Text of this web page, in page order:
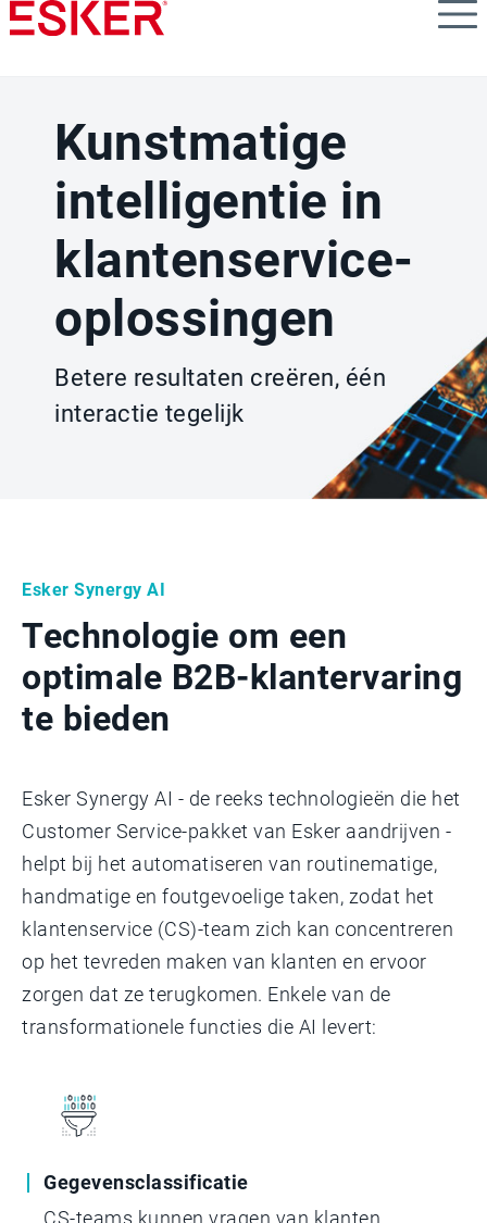
Skip
to
Kunstmatige
intelligentie in
klantenservice-
oplossingen
Betere resultaten creëren, één
interactie tegelijk
Esker Synergy AI
Technologie om een
optimale B2B-klantervaring
te bieden
Esker Synergy AI - de reeks technologieën die het
Customer Service-pakket van Esker aandrijven -
helpt bij het automatiseren van routinematige,
handmatige en foutgevoelige taken, zodat het
klantenservice (CS)-team zich kan concentreren
op het tevreden maken van klanten en ervoor
zorgen dat ze terugkomen. Enkele van de
transformationele functies die AI levert:
Gegevensclassificatie
CS-teams kunnen vragen van klanten